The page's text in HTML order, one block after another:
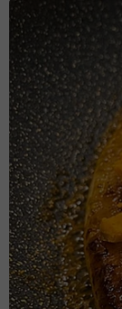
3. Tuang
untuk